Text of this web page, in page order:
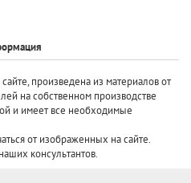
произведена из материалов от
на собственном производстве
и имеет все необходимые
от изображенных на сайте.
консультантов.